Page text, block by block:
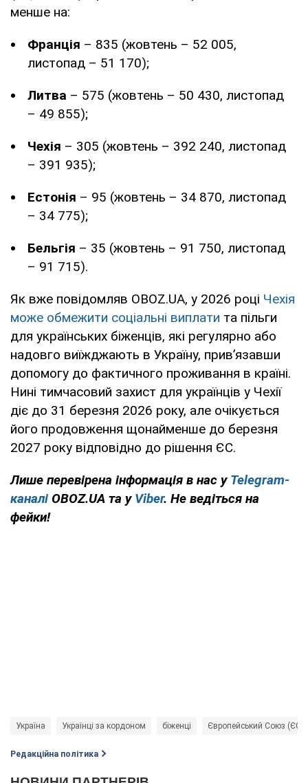
менше на:
Франція – 835 (жовтень – 52 005,
листопад – 51 170);
Литва – 575 (жовтень – 50 430, листопад
– 49 855);
Чехія – 305 (жовтень – 392 240, листопад
– 391 935);
Естонія – 95 (жовтень – 34 870, листопад
– 34 775);
Бельгія – 35 (жовтень – 91 750, листопад
– 91 715).
Як вже повідомляв OBOZ.UA, у 2026 році Чехія
може обмежити соціальні виплати та пільги
для українських біженців, які регулярно або
надовго виїжджають в Україну, прив’язавши
допомогу до фактичного проживання в країні.
Нині тимчасовий захист для українців у Чехії
діє до 31 березня 2026 року, але очікується
його продовження щонайменше до березня
2027 року відповідно до рішення ЄС.
Лише перевірена інформація в нас у Telegram-
каналі OBOZ.UA та у Viber. Не ведіться на
фейки!
Україна Українці за кордоном біженці Європейський Союз (ЄС)
Редакційна політика